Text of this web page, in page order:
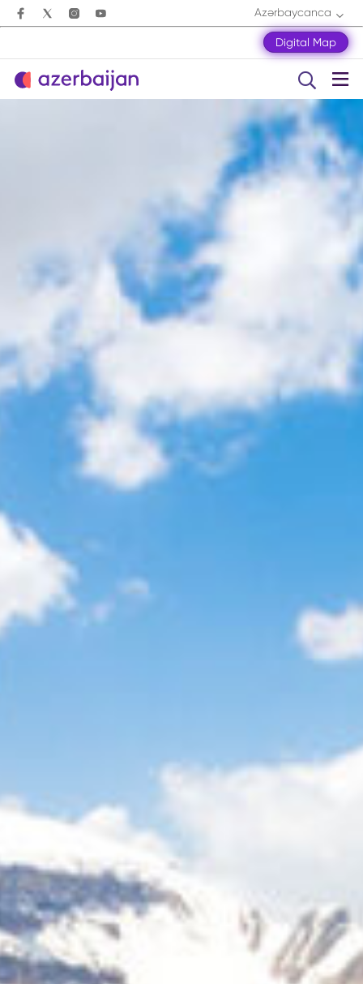
Azərbaycanca
Digital Map